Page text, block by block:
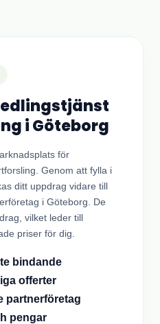
iGöteborg
för
Genom att fylla i
ditt uppdrag vidare till
i Göteborg . De
vilket leder till
priser för dig.
bindande
offerter
partnerföretag
pengar